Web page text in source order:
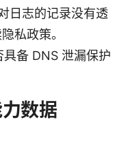
日志的记录没有透
私政策。
备 DNS 泄漏保护
数据